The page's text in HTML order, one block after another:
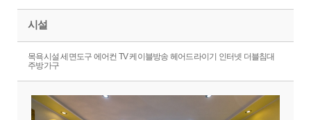
시설
목욕시설 세면도구 에어컨 TV 케이블방송 헤어드라이기 인터넷 더블침대
주방가구